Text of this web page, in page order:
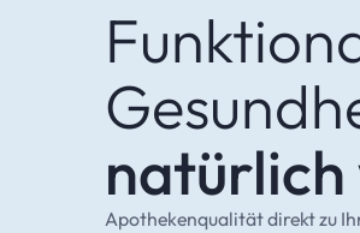
Apothekenqualität direkt zu